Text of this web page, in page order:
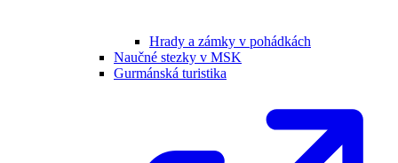
Hrady a zámky v pohádkách
Naučné stezky v MSK
Gurmánská turistika